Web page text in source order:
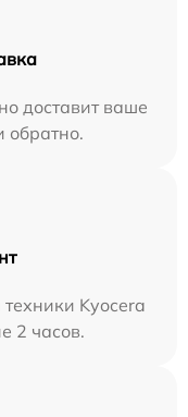
доставит ваше
обратно.
Kyocera
2 часов.